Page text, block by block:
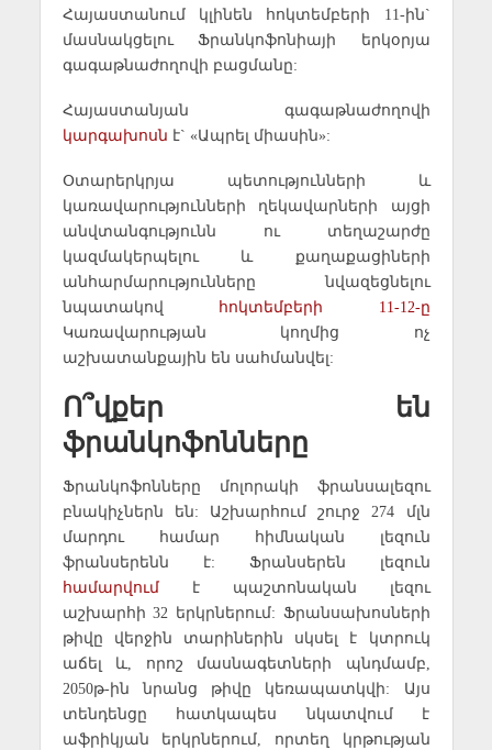
Հայաստանում կլինեն հոկտեմբերի 11-ին`
մասնակցելու Ֆրանկոֆոնիայի երկօրյա
գագաթնաժողովի բացմանը:
Հայաստանյան գագաթնաժողովի
կարգախոսն է` «Ապրել միասին»:
Օտարերկրյա պետությունների և
կառավարությունների ղեկավարների այցի
անվտանգությունն ու տեղաշարժը
կազմակերպելու և քաղաքացիների
անհարմարությունները նվազեցնելու
նպատակով
հոկտեմբերի 11-12-ը
Կառավարության կողմից ոչ
աշխատանքային են սահմանվել:
Ո՞վքեր են
ֆրանկոֆոնները
Ֆրանկոֆոնները մոլորակի ֆրանսալեզու
բնակիչներն են: Աշխարհում շուրջ 274 մլն
մարդու համար հիմնական լեզուն
ֆրանսերենն է: Ֆրանսերեն լեզուն
համարվումէ պաշտոնական լեզու
աշխարհի 32 երկրներում: Ֆրանսախոսների
թիվը վերջին տարիներին սկսել է կտրուկ
աճել և, որոշ մասնագետների պնդմամբ,
2050թ-ին նրանց թիվը կեռապատկվի: Այս
տենդենցը հատկապես նկատվում է
աֆրիկյան երկրներում, որտեղ կրթության